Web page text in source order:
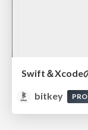
bitkey
PRO